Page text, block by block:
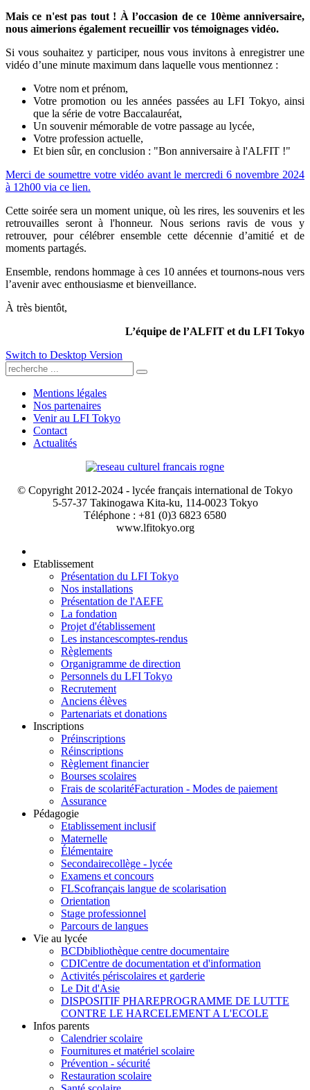
Mais ce n'est pas tout ! À l’occasion de ce 10ème anniversaire,
nous aimerions également recueillir vos témoignages vidéo.
Si vous souhaitez y participer, nous vous invitons à enregistrer une
vidéo d’une minute maximum dans laquelle vous mentionnez :
Votre nom et prénom,
Votre promotion ou les années passées au LFI Tokyo, ainsi
que la série de votre Baccalauréat,
Un souvenir mémorable de votre passage au lycée,
Votre profession actuelle,
Et bien sûr, en conclusion : "Bon anniversaire à l'ALFIT !"
Merci de soumettre votre vidéo avant le mercredi 6 novembre 2024
à 12h00 via ce lien.
Cette soirée sera un moment unique, où les rires, les souvenirs et les
retrouvailles seront à l'honneur. Nous serions ravis de vous y
retrouver, pour célébrer ensemble cette décennie d’amitié et de
moments partagés.
Ensemble, rendons hommage à ces 10 années et tournons-nous vers
l’avenir avec enthousiasme et bienveillance.
À très bientôt,
L’équipe de l’ALFIT et du LFI Tokyo
Switch to Desktop Version
Mentions légales
Nos partenaires
Venir au LFI Tokyo
Contact
Actualités
© Copyright 2012-2024 - lycée français international de Tokyo
5-57-37 Takinogawa Kita-ku, 114-0023 Tokyo
Téléphone : +81 (0)3 6823 6580
www.lfitokyo.org
Etablissement
Présentation du LFI Tokyo
Nos installations
Présentation de l'AEFE
La fondation
Projet d'établissement
Les instancescomptes-rendus
Règlements
Organigramme de direction
Personnels du LFI Tokyo
Recrutement
Anciens élèves
Partenariats et donations
Inscriptions
Préinscriptions
Réinscriptions
Règlement financier
Bourses scolaires
Frais de scolaritéFacturation - Modes de paiement
Assurance
Pédagogie
Etablissement inclusif
Maternelle
Élémentaire
Secondairecollège - lycée
Examens et concours
FLScofrançais langue de scolarisation
Orientation
Stage professionnel
Parcours de langues
Vie au lycée
BCDbibliothèque centre documentaire
CDICentre de documentation et d'information
Activités périscolaires et garderie
Le Dit d'Asie
DISPOSITIF PHAREPROGRAMME DE LUTTE
CONTRE LE HARCELEMENT A L'ECOLE
Infos parents
Calendrier scolaire
Fournitures et matériel scolaire
Prévention - sécurité
Restauration scolaire